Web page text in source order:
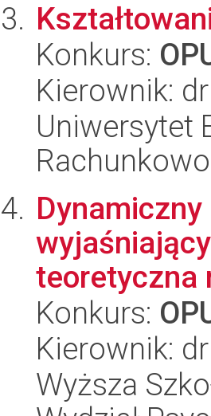
Konkurs:
Kierownik:
Uniwersytet
teoretyczna
Konkurs:
Kierownik:
Wyższa